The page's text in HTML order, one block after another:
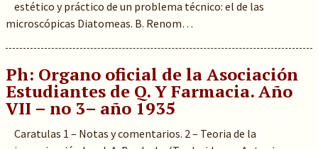
estético y práctico de un problema técnico: el de las
microscópicas Diatomeas. B. Renom…
Ph: Organo oficial de la Asociación
Estudiantes de Q. Y Farmacia. Año
VII – no 3– año 1935
Caratulas 1 – Notas y comentarios. 2 – Teoria de la